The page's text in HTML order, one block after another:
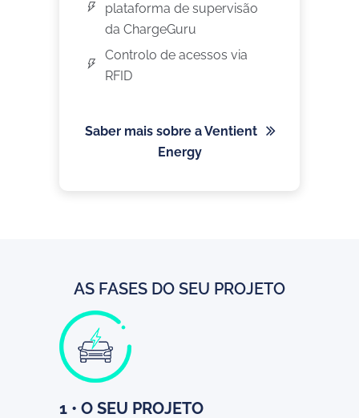
plataforma de supervisão
da ChargeGuru
Controlo de acessos via
RFID
Saber mais sobre a Ventient
Energy
AS FASES DO SEU PROJETO
1 • O SEU PROJETO